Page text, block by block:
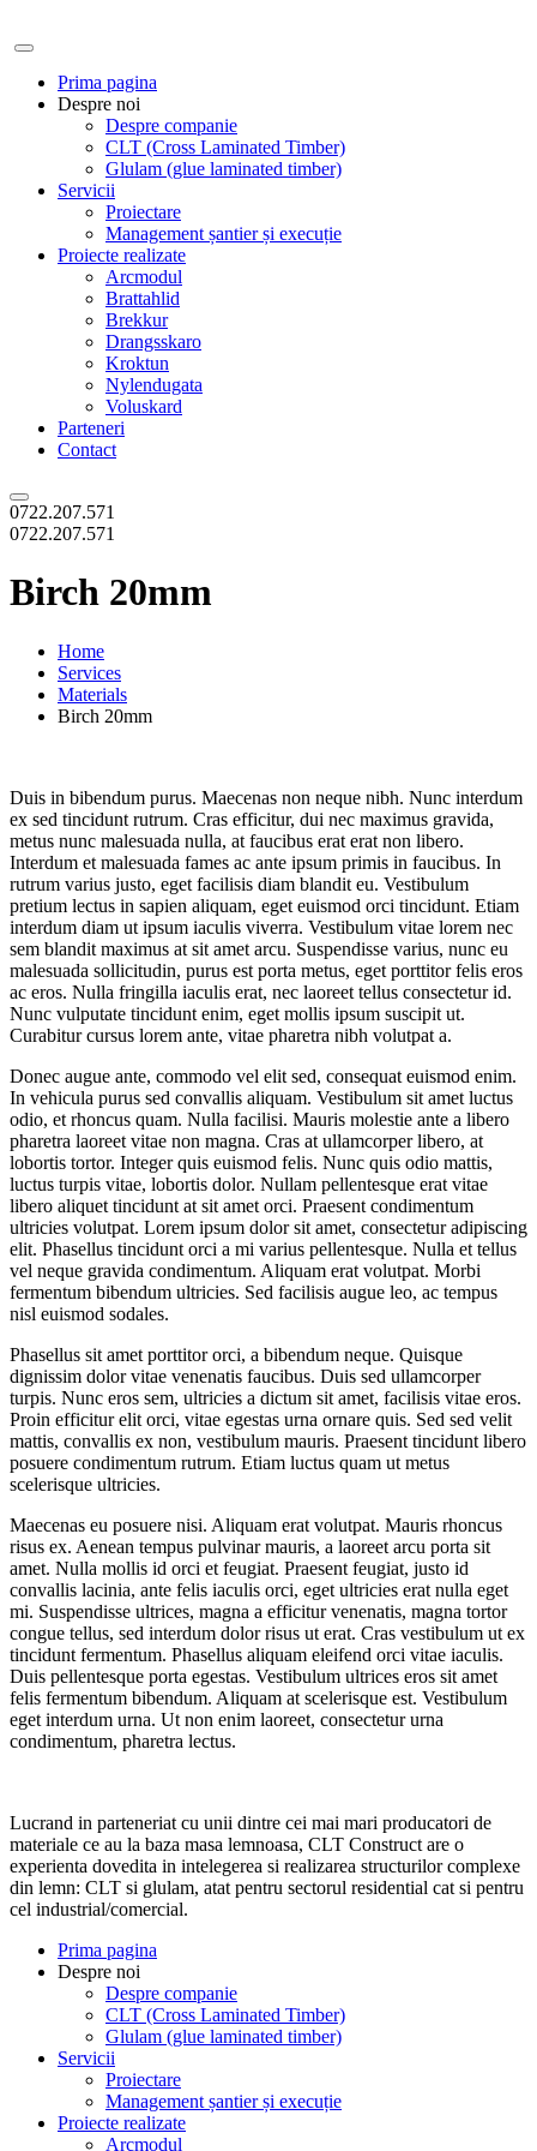
Prima pagina
Despre noi
Despre companie
CLT (Cross Laminated Timber)
Glulam (glue laminated timber)
Servicii
Proiectare
Management șantier și execuție
Proiecte realizate
Arcmodul
Brattahlid
Brekkur
Drangsskaro
Kroktun
Nylendugata
Voluskard
Parteneri
Contact
0722.207.571
0722.207.571
Birch 20mm
Home
Services
Materials
Birch 20mm
Duis in bibendum purus. Maecenas non neque nibh. Nunc interdum
ex sed tincidunt rutrum. Cras efficitur, dui nec maximus gravida,
metus nunc malesuada nulla, at faucibus erat erat non libero.
Interdum et malesuada fames ac ante ipsum primis in faucibus. In
rutrum varius justo, eget facilisis diam blandit eu. Vestibulum
pretium lectus in sapien aliquam, eget euismod orci tincidunt. Etiam
interdum diam ut ipsum iaculis viverra. Vestibulum vitae lorem nec
sem blandit maximus at sit amet arcu. Suspendisse varius, nunc eu
malesuada sollicitudin, purus est porta metus, eget porttitor felis eros
ac eros. Nulla fringilla iaculis erat, nec laoreet tellus consectetur id.
Nunc vulputate tincidunt enim, eget mollis ipsum suscipit ut.
Curabitur cursus lorem ante, vitae pharetra nibh volutpat a.
Donec augue ante, commodo vel elit sed, consequat euismod enim.
In vehicula purus sed convallis aliquam. Vestibulum sit amet luctus
odio, et rhoncus quam. Nulla facilisi. Mauris molestie ante a libero
pharetra laoreet vitae non magna. Cras at ullamcorper libero, at
lobortis tortor. Integer quis euismod felis. Nunc quis odio mattis,
luctus turpis vitae, lobortis dolor. Nullam pellentesque erat vitae
libero aliquet tincidunt at sit amet orci. Praesent condimentum
ultricies volutpat. Lorem ipsum dolor sit amet, consectetur adipiscing
elit. Phasellus tincidunt orci a mi varius pellentesque. Nulla et tellus
vel neque gravida condimentum. Aliquam erat volutpat. Morbi
fermentum bibendum ultricies. Sed facilisis augue leo, ac tempus
nisl euismod sodales.
Phasellus sit amet porttitor orci, a bibendum neque. Quisque
dignissim dolor vitae venenatis faucibus. Duis sed ullamcorper
turpis. Nunc eros sem, ultricies a dictum sit amet, facilisis vitae eros.
Proin efficitur elit orci, vitae egestas urna ornare quis. Sed sed velit
mattis, convallis ex non, vestibulum mauris. Praesent tincidunt libero
posuere condimentum rutrum. Etiam luctus quam ut metus
scelerisque ultricies.
Maecenas eu posuere nisi. Aliquam erat volutpat. Mauris rhoncus
risus ex. Aenean tempus pulvinar mauris, a laoreet arcu porta sit
amet. Nulla mollis id orci et feugiat. Praesent feugiat, justo id
convallis lacinia, ante felis iaculis orci, eget ultricies erat nulla eget
mi. Suspendisse ultrices, magna a efficitur venenatis, magna tortor
congue tellus, sed interdum dolor risus ut erat. Cras vestibulum ut ex
tincidunt fermentum. Phasellus aliquam eleifend orci vitae iaculis.
Duis pellentesque porta egestas. Vestibulum ultrices eros sit amet
felis fermentum bibendum. Aliquam at scelerisque est. Vestibulum
eget interdum urna. Ut non enim laoreet, consectetur urna
condimentum, pharetra lectus.
Lucrand in parteneriat cu unii dintre cei mai mari producatori de
materiale ce au la baza masa lemnoasa, CLT Construct are o
experienta dovedita in intelegerea si realizarea structurilor complexe
din lemn: CLT si glulam, atat pentru sectorul residential cat si pentru
cel industrial/comercial.
Prima pagina
Despre noi
Despre companie
CLT (Cross Laminated Timber)
Glulam (glue laminated timber)
Servicii
Proiectare
Management șantier și execuție
Proiecte realizate
Arcmodul